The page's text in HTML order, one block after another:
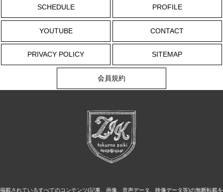
SCHEDULE PROFILE
YOUTUBE CONTACT
PRIVACY POLICY SITEMAP
会員規約
掲載されているすべてのコンテンツ(記事、画像、音声データ、映像データ等)の無断転載を